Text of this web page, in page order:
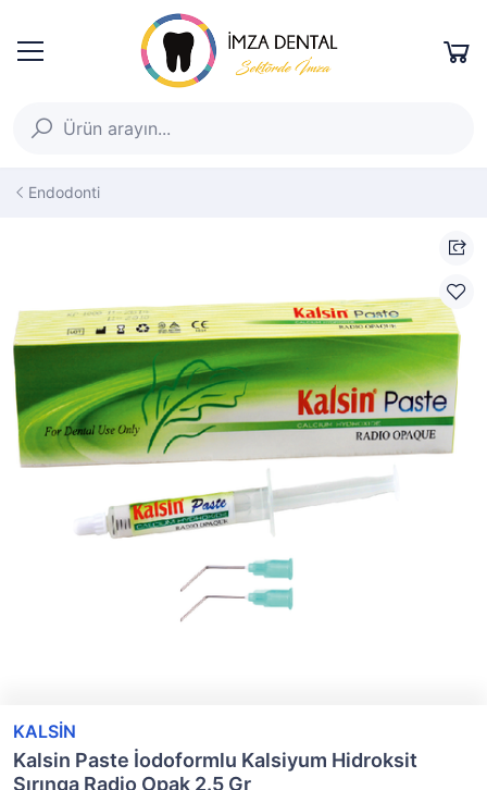
Endodonti
KALSİN
Kalsin Paste İodoformlu Kalsiyum Hidroksit
Şırınga Radio Opak 2.5 Gr